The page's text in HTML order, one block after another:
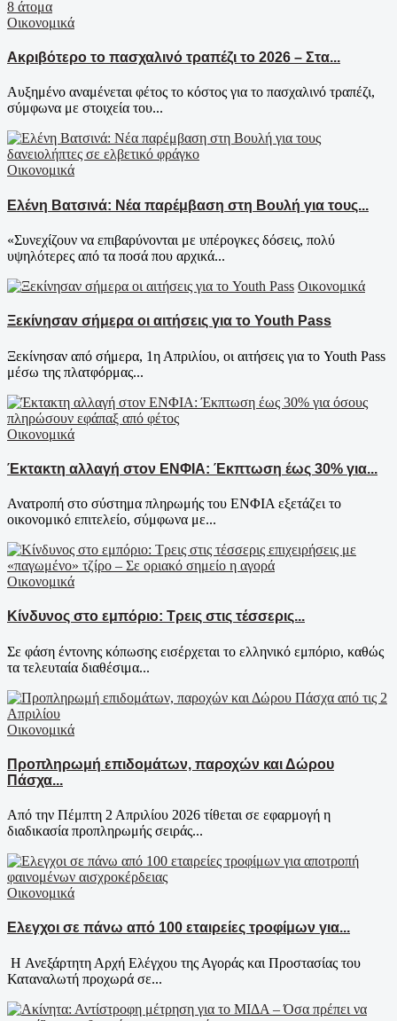
Οικονομικά
Ακριβότερο το πασχαλινό τραπέζι το 2026 – Στα...
Αυξημένο αναμένεται φέτος το κόστος για το πασχαλινό τραπέζι,
σύμφωνα με στοιχεία του...
Οικονομικά
Ελένη Βατσινά: Νέα παρέμβαση στη Βουλή για τους...
«Συνεχίζουν να επιβαρύνονται με υπέρογκες δόσεις, πολύ
υψηλότερες από τα ποσά που αρχικά...
Οικονομικά
Ξεκίνησαν σήμερα οι αιτήσεις για το Youth Pass
Ξεκίνησαν από σήμερα, 1η Απριλίου, οι αιτήσεις για το Youth Pass
μέσω της πλατφόρμας...
Οικονομικά
Έκτακτη αλλαγή στον ΕΝΦΙΑ: Έκπτωση έως 30% για...
Ανατροπή στο σύστημα πληρωμής του ΕΝΦΙΑ εξετάζει το
οικονομικό επιτελείο, σύμφωνα με...
Οικονομικά
Κίνδυνος στο εμπόριο: Τρεις στις τέσσερις...
Σε φάση έντονης κόπωσης εισέρχεται το ελληνικό εμπόριο, καθώς
τα τελευταία διαθέσιμα...
Οικονομικά
Προπληρωμή επιδομάτων, παροχών και Δώρου
Πάσχα...
Από την Πέμπτη 2 Απριλίου 2026 τίθεται σε εφαρμογή η
διαδικασία προπληρωμής σειράς...
Οικονομικά
Ελεγχοι σε πάνω από 100 εταιρείες τροφίμων για...
Η Ανεξάρτητη Αρχή Ελέγχου της Αγοράς και Προστασίας του
Καταναλωτή προχωρά σε...